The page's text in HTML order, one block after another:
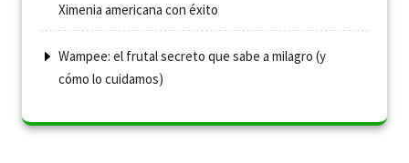
Ximenia americana con éxito
Wampee: el frutal secreto que sabe a milagro (y
cómo lo cuidamos)